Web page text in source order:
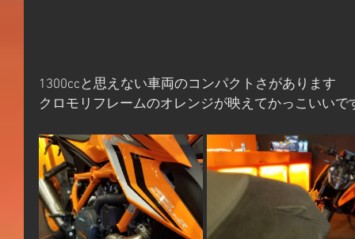
1300ccと思えない車両のコンパクトさがあります
クロモリフレームのオレンジが映えてかっこいいで